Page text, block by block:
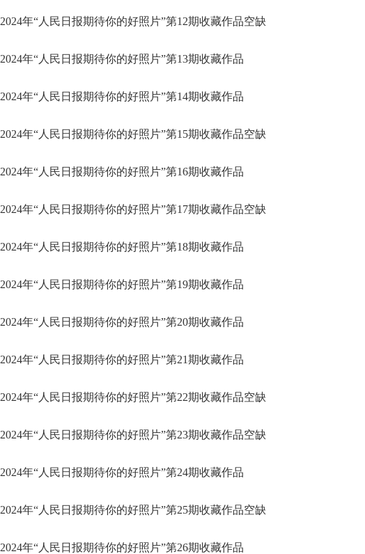
2024年“人民日报期待你的好照片”第12期收藏作品空缺
2024年“人民日报期待你的好照片”第13期收藏作品
2024年“人民日报期待你的好照片”第14期收藏作品
2024年“人民日报期待你的好照片”第15期收藏作品空缺
2024年“人民日报期待你的好照片”第16期收藏作品
2024年“人民日报期待你的好照片”第17期收藏作品空缺
2024年“人民日报期待你的好照片”第18期收藏作品
2024年“人民日报期待你的好照片”第19期收藏作品
2024年“人民日报期待你的好照片”第20期收藏作品
2024年“人民日报期待你的好照片”第21期收藏作品
2024年“人民日报期待你的好照片”第22期收藏作品空缺
2024年“人民日报期待你的好照片”第23期收藏作品空缺
2024年“人民日报期待你的好照片”第24期收藏作品
2024年“人民日报期待你的好照片”第25期收藏作品空缺
2024年“人民日报期待你的好照片”第26期收藏作品